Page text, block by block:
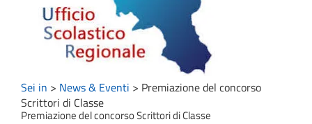
Sei in > News & Eventi > Premiazione del concorso
Scrittori di Classe
Premiazione del concorso Scrittori di Classe